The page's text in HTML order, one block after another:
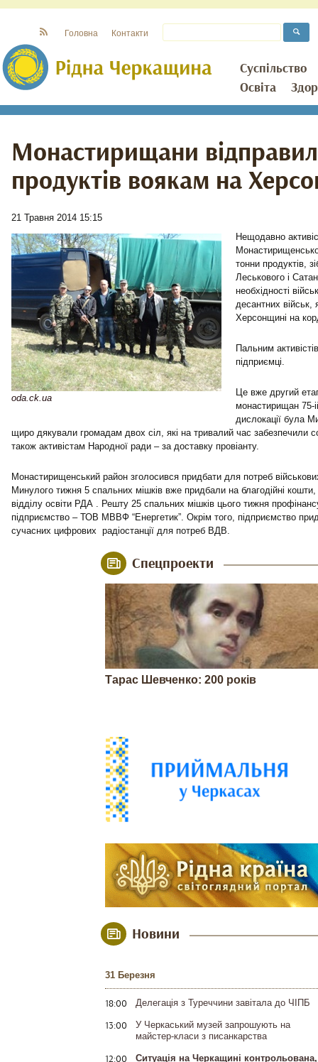
Суспільство
Освіта
Головна Контакти
Монастирищани
продуктів воякам на
21 Травня 2014 15:15
oda.ck.ua
Нещодавно
тонни продуктів,
Леськового і
необхідності
десантних військ,
Херсонщині на
Пальним
підприємці.
Це вже другий
монастирищан 75-
дислокації була
щиро дякували громадам двох сіл, які на тривалий час забезпечили
також активістам Народної ради – за доставку провіанту.
Монастирищенський район зголосився придбати для потреб
Минулого тижня 5 спальних мішків вже придбали на благодійні кошти,
відділу освіти РДА . Решту 25 спальних мішків цього тижня
підприємство – ТОВ МВВФ “Енергетик”. Окрім того, підприємство
сучасних цифрових радіостанції для потреб ВДВ.
Спецпроекти
Тарас Шевченко: 200 років
Новини
31 Березня
18:00 Делегація з Туреччини завітала до ЧІПБ
13:00
У Черкаський музей запрошують на
майстер-класи з писанкарства
12:00
Ситуація на Черкащині контрольована,